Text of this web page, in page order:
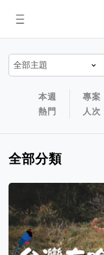
專案排序以及過濾篩選器
專案排序導航欄
本週
熱門
專案
人次
全部分類